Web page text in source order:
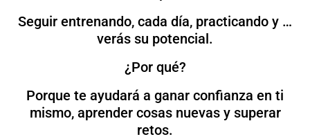
Seguir entrenando, cada día, practicando y …
verás su potencial.
¿Por qué?
Porque te ayudará a ganar confianza en ti
mismo, aprender cosas nuevas y superar
retos.